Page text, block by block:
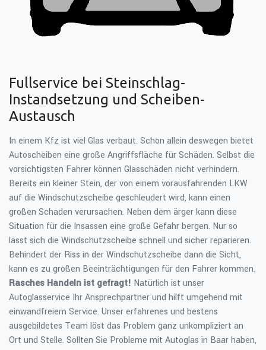
Fullservice bei Steinschlag-
Instandsetzung und Scheiben-
Austausch
In einem Kfz ist viel Glas verbaut. Schon allein deswegen bietet
Autoscheiben eine große Angriffsfläche für Schäden. Selbst die
vorsichtigsten Fahrer können Glasschäden nicht verhindern.
Bereits ein kleiner Stein, der von einem vorausfahrenden LKW
auf die Windschutzscheibe geschleudert wird, kann einen
großen Schaden verursachen. Neben dem ärger kann diese
Situation für die Insassen eine große Gefahr bergen. Nur so
lässt sich die Windschutzscheibe schnell und sicher reparieren.
Behindert der Riss in der Windschutzscheibe dann die Sicht,
kann es zu großen Beeinträchtigungen für den Fahrer kommen.
Rasches Handeln ist gefragt! Natürlich ist unser
Autoglasservice Ihr Ansprechpartner und hilft umgehend mit
einwandfreiem Service. Unser erfahrenes und bestens
ausgebildetes Team löst das Problem ganz unkompliziert an
Ort und Stelle. Sollten Sie Probleme mit Autoglas in Baar haben,